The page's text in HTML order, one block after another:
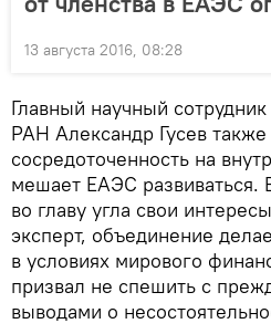
13 августа 2016, 08:28
Главный научный
РАН Александр Гусев также
сосредоточенность на
мешает ЕАЭС развиваться.
во главу угла свои
эксперт, объединение
в условиях мирового
призвал не спешить с
выводами о